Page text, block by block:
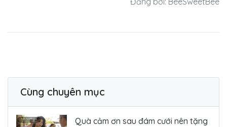
Cùng chuyên mục
Quà cảm ơn sau đám cưới nên tặng